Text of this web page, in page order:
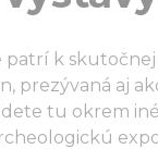
patrí k skutočnej
prezývaná aj
tu okrem